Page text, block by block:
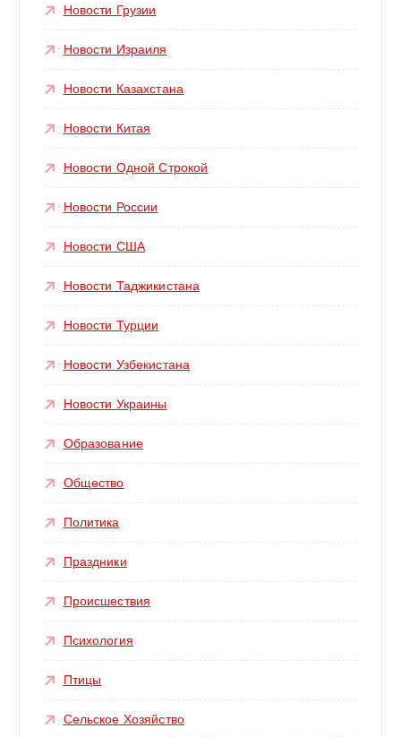
Новости Грузии
Новости Израиля
Новости Казахстана
Новости Китая
Новости Одной Строкой
Новости России
Новости США
Новости Таджикистана
Новости Турции
Новости Узбекистана
Новости Украины
Образование
Общество
Политика
Праздники
Происшествия
Психология
Птицы
Сельское Хозяйство